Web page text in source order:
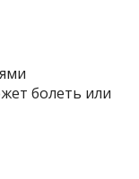
болеть или